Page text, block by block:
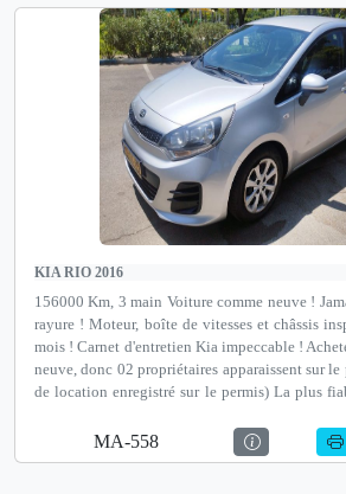
Netanya.
KIA RIO 2016
156000 Km, 3 main Voiture comme neuve !
rayure ! Moteur, boîte de vitesses et châssis
mois ! Carnet d'entretien Kia impeccable !
neuve, donc 02 propriétaires apparaissent sur
de location enregistré sur le permis) La plus
plus encore ! Possibilité de financement
Notre adresse est Autotest Netanya, un institut
MA-558